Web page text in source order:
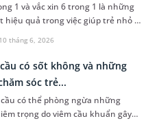
tháng 6, 2026
1 và vắc xin 6 trong 1 là những
hiệu quả trong việc giúp trẻ nhỏ -
hệ miễn dịch yếu, phòng tránh
bệnh lý nghiêm trọng. Vậy vắc xin
trong 1 có gì khác nhau? Bài viết
giải thích giúp các bậc phụ huynh
biệt được 2 loại vắc xin này
số lưu ý cần thiết sau tiêm.
có sốt không và những
sóc trẻ...
cầu có thể phòng ngừa những
trọng do viêm cầu khuẩn gây